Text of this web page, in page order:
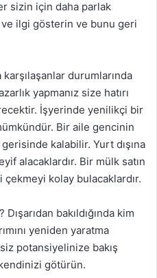
sizin için daha parlak
ilgi gösterin ve bunu geri
durumlarında
yapmanız size hatırı
İşyerinde yenilikçi bir
Bir aile gencinin
kalabilir. Yurt dışına
alacaklardır. Bir mülk satın
kolay bulacaklardır.
bakıldığında kim
yeniden yaratma
potansiyelinize bakış
götürün.